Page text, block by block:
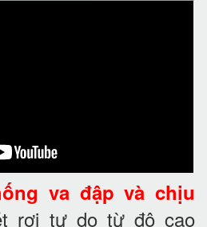
va đập và chịu
rơi tự do từ độ cao